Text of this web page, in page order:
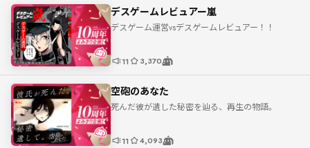
デスゲームレビュアー嵐
デスゲーム運営vsデスゲームレビュアー！！
11 3,370
空砲のあなた
死んだ彼が遺した秘密を辿る、再生の物語。
11 4,093